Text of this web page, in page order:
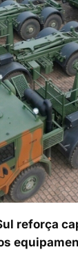
reforça